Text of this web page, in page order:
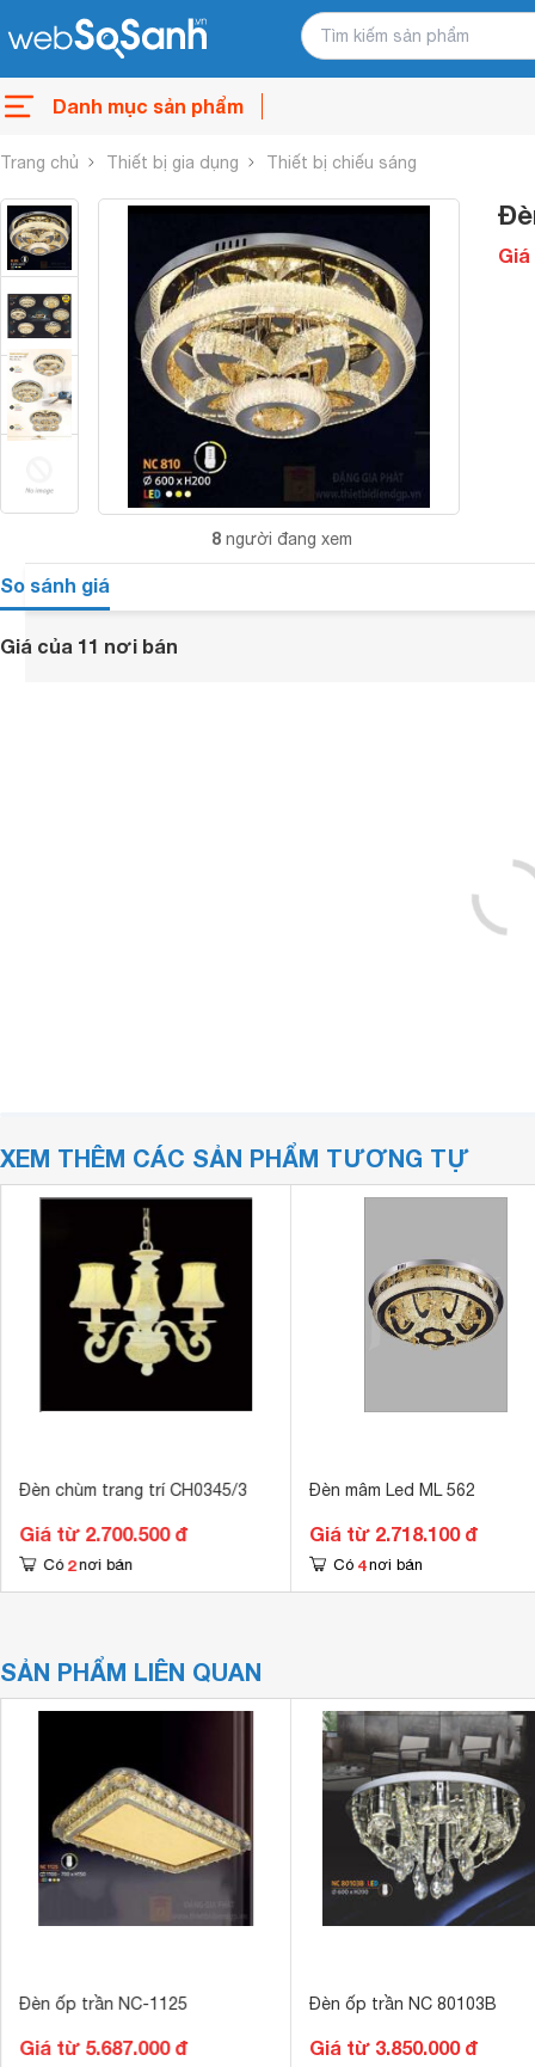
Danh mục sản phẩm
Trang chủ Thiết bị gia dụng Thiết bị chiếu sáng
8 người đang xem
Giá
So sánh giá
Giá của 11 nơi bán
XEM THÊM CÁC SẢN PHẨM TƯƠNG TỰ
Đèn chùm trang trí CH0345/3
Giá từ 2.700.500 đ
Có 2 nơi bán
Đèn mâm Led ML 562
Giá từ 2.718.100 đ
Có 4 nơi bán
SẢN PHẨM LIÊN QUAN
Đèn ốp trần NC-1125
Giá từ 5.687.000 đ
Đèn ốp trần NC 80103B
Giá từ 3.850.000 đ